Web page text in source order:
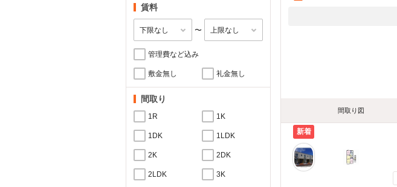
賃料
〜
管理費など込み
敷金無し 礼金無し
間取り
1R 1K
1DK 1LDK
2K 2DK
2LDK 3K
間取り図
新着